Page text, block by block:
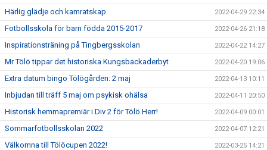
Härlig glädje och kamratskap 2022-04-29 22:34
Fotbollsskola för barn födda 2015-2017 2022-04-26 21:18
Inspirationsträning på Tingbergsskolan 2022-04-22 14:27
Mr Tölö tippar det historiska Kungsbackaderbyt 2022-04-20 19:06
Extra datum bingo Tölögården: 2 maj 2022-04-13 10:11
Inbjudan till träff 5 maj om psykisk ohälsa 2022-04-11 20:50
Historisk hemmapremiär i Div 2 för Tölö Herr! 2022-04-09 00:01
Sommarfotbollsskolan 2022 2022-04-07 12:21
Välkomna till Tölöcupen 2022! 2022-03-25 14:21